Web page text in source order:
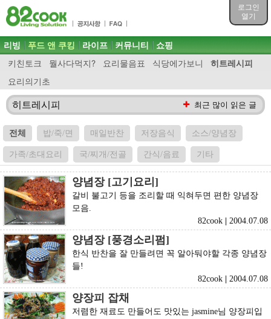
로그인
열기
목차
주메뉴 바로가기
컨텐츠 바로가기
검색 바로가기
로그인 바로가기
주메뉴
리빙 푸드 앤 쿠킹
키친토크 뭘사다먹지? 요리물음표 식당에가보니
히트레시피
요리의기초
라이프 커뮤니티 쇼핑
히트레시피 최근 많이 읽은 글
전체 밥/죽/면 매일반찬 저장음식 소스/양념장
가족/초대요리 국/찌개/전골 간식/음료 기타
양념장 [고기요리]
갈비 불고기 등을 조리할 때 익혀두면 편한 양념장
모음.
82cook
2004.07.08
양념장 [풍경소리펌]
한식 반찬을 잘 만들려면 꼭 알아둬야할 각종 양념장
들!
82cook
2004.07.08
양장피 잡채
저렴한 재료도 만들어도 맛있는 jasmine님 양장피입